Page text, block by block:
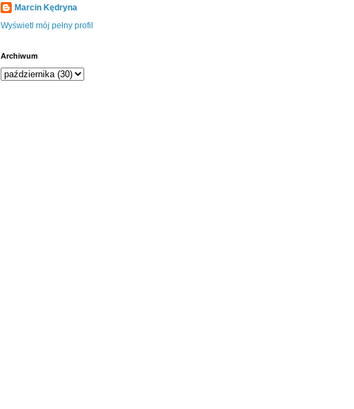
Marcin Kędryna
Wyświetl mój pełny profil
Archiwum